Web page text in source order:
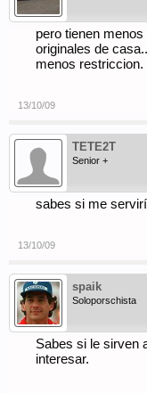
pero tienen
originales de
menos restriccion.
13/10/09
TETE2T
Senior +
sabes si me
13/10/09
spaik
Soloporschista
Sabes si le sirven
interesar.